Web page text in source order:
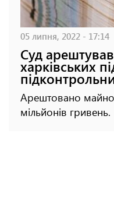
05 липня, 2022 - 17:14
Суд
харківських
Арештовано
мільйонів гривень.